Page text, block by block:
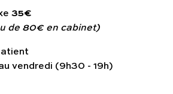
:
35€
de 80€ en cabinet)
vendredi (9h30 - 19h)